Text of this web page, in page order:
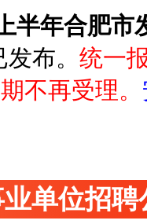
半年合肥市
发布。 统一
不再受理。
单位招聘